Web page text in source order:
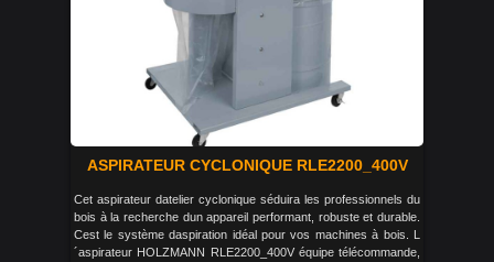
ASPIRATEUR CYCLONIQUE RLE2200_400V
Cet aspirateur datelier cyclonique séduira les professionnels du
bois à la recherche dun appareil performant, robuste et durable.
Cest le système daspiration idéal pour vos machines à bois. L
´aspirateur HOLZMANN RLE2200_400V équipe télécommande,